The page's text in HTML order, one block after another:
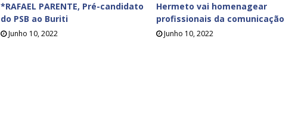
*RAFAEL PARENTE, Pré-candidato
do PSB ao Buriti
Junho 10, 2022
Hermeto vai homenagear
profissionais da comunicação
Junho 10, 2022